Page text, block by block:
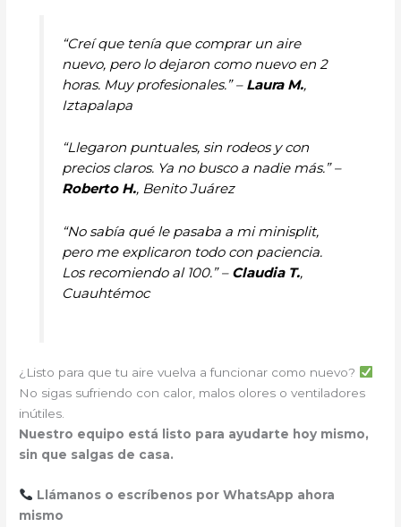
“Creí que tenía que comprar un aire
nuevo, pero lo dejaron como nuevo en 2
horas. Muy profesionales.” – Laura M.,
Iztapalapa
“Llegaron puntuales, sin rodeos y con
precios claros. Ya no busco a nadie más.” –
Roberto H., Benito Juárez
“No sabía qué le pasaba a mi minisplit,
pero me explicaron todo con paciencia.
Los recomiendo al 100.” – Claudia T.,
Cuauhtémoc
¿Listo para que tu aire vuelva a funcionar como nuevo?
No sigas sufriendo con calor, malos olores o ventiladores
inútiles.
Nuestro equipo está listo para ayudarte hoy mismo,
sin que salgas de casa.
Llámanos o escríbenos por WhatsApp ahora
mismo